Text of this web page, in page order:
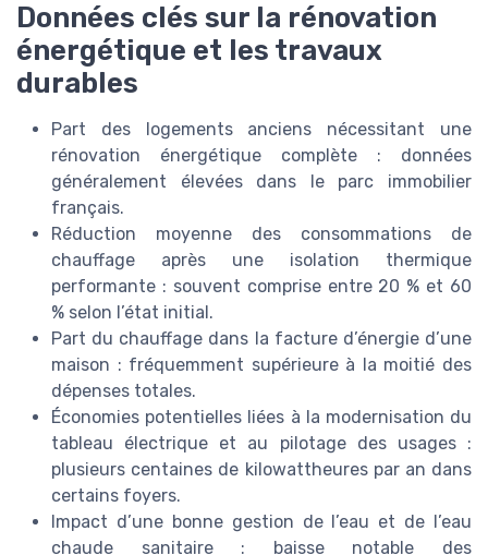
Données clés sur la rénovation
énergétique et les travaux
durables
Part des logements anciens nécessitant une
rénovation énergétique complète : données
généralement élevées dans le parc immobilier
français.
Réduction moyenne des consommations de
chauffage après une isolation thermique
performante : souvent comprise entre 20 % et 60
% selon l’état initial.
Part du chauffage dans la facture d’énergie d’une
maison : fréquemment supérieure à la moitié des
dépenses totales.
Économies potentielles liées à la modernisation du
tableau électrique et au pilotage des usages :
plusieurs centaines de kilowattheures par an dans
certains foyers.
Impact d’une bonne gestion de l’eau et de l’eau
chaude sanitaire : baisse notable des